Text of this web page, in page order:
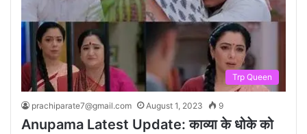
Trp Queen
prachiparate7@gmail.com August 1, 2023 9
Anupama Latest Update: काव्या के धोके को